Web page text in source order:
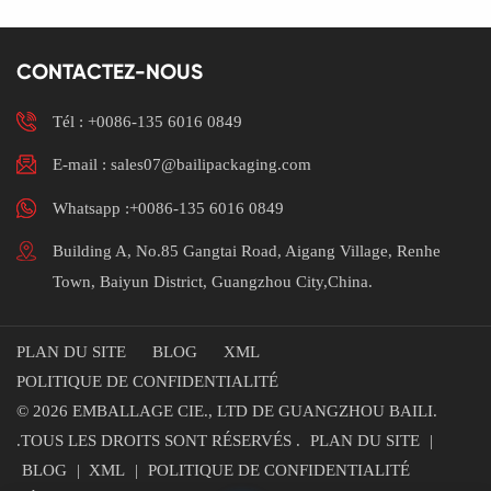
d'informationsmation.
CONTACTEZ-NOUS
Tél : +0086-135 6016 0849
E-mail : sales07@bailipackaging.com
Whatsapp :+0086-135 6016 0849
Building A, No.85 Gangtai Road, Aigang Village, Renhe
Town, Baiyun District, Guangzhou City,China.
PLAN DU SITE BLOG
XML
POLITIQUE DE CONFIDENTIALITÉ
© 2026 EMBALLAGE CIE., LTD DE GUANGZHOU BAILI.
.TOUS LES DROITS SONT RÉSERVÉS .
PLAN DU SITE
|
BLOG
| XML |
POLITIQUE DE CONFIDENTIALITÉ